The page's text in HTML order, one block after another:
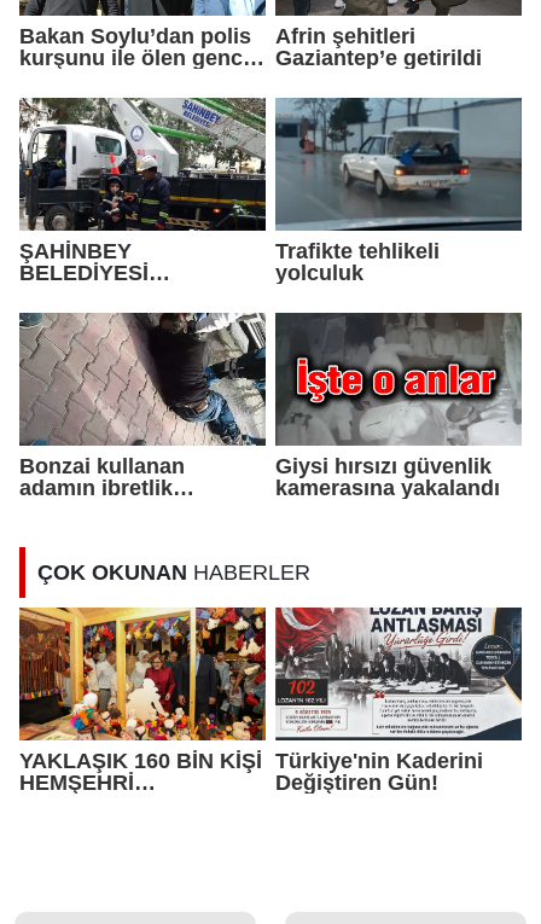
Bakan Soylu’dan polis
kurşunu ile ölen gencin
Afrin şehitleri
Gaziantep’e getirildi
ŞAHİNBEY
BELEDİYESİ
KURTARMA
OPERASYONU
Trafikte tehlikeli
yolculuk
Bonzai kullanan
adamın ibretlik
Giysi hırsızı güvenlik
kamerasına yakalandı
ÇOK OKUNAN HABERLER
YAKLAŞIK 160 BİN KİŞİ
HEMŞEHRİ
Türkiye'nin Kaderini
Değiştiren Gün!